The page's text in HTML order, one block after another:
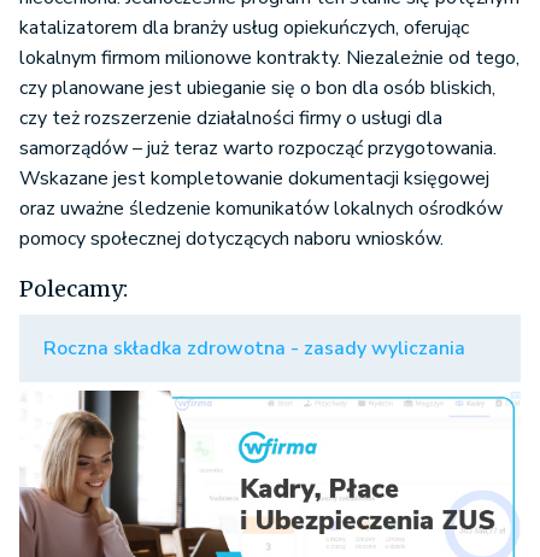
katalizatorem dla branży usług opiekuńczych, oferując
lokalnym firmom milionowe kontrakty. Niezależnie od tego,
czy planowane jest ubieganie się o bon dla osób bliskich,
czy też rozszerzenie działalności firmy o usługi dla
samorządów – już teraz warto rozpocząć przygotowania.
Wskazane jest kompletowanie dokumentacji księgowej
oraz uważne śledzenie komunikatów lokalnych ośrodków
pomocy społecznej dotyczących naboru wniosków.
Polecamy:
Roczna składka zdrowotna - zasady wyliczania